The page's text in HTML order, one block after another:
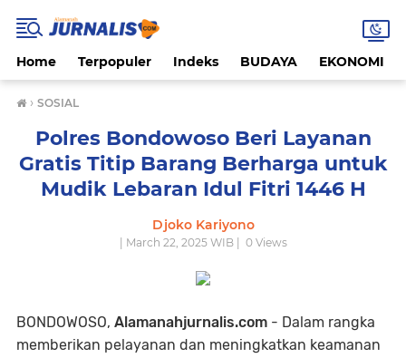
Home Terpopuler Indeks BUDAYA EKONOMI
› SOSIAL
Polres Bondowoso Beri Layanan
Gratis Titip Barang Berharga untuk
Mudik Lebaran Idul Fitri 1446 H
Djoko Kariyono
| March 22, 2025 WIB | 0Views
BONDOWOSO, Alamanahjurnalis.com - Dalam rangka
memberikan pelayanan dan meningkatkan keamanan